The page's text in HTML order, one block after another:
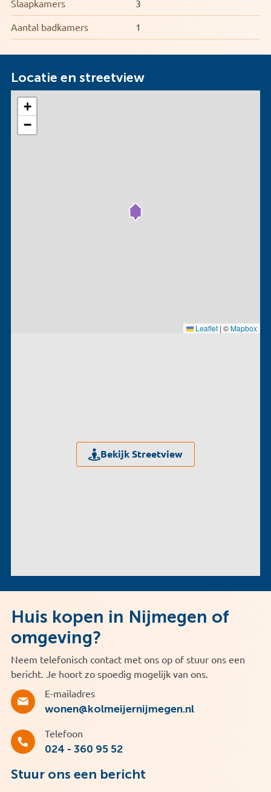
Slaapkamers 3
Aantal badkamers 1
Locatie en streetview
+
−
Leaflet | ©Mapbox
Bekijk Streetview
Huis kopen in Nijmegen of
omgeving?
Neem telefonisch contact met ons op of stuur ons een
bericht. Je hoort zo spoedig mogelijk van ons.
E-mailadres
wonen@kolmeijernijmegen.nl
Telefoon
024 - 360 95 52
Stuur ons een bericht